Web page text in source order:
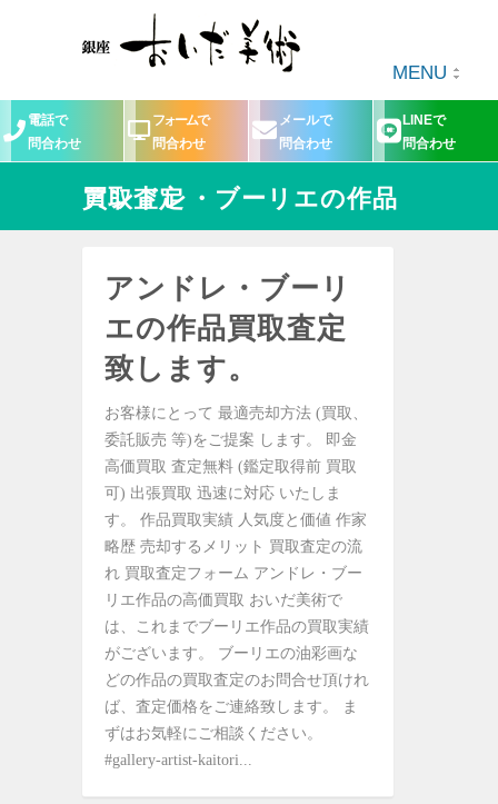
MENU
電話で
問合わせ
フォームで
問合わせ
メールで
問合わせ
LINEで
問合わせ
アンドレ・ブーリエの作品買取査定
アンドレ・ブーリ
エの作品買取査定
致します。
お客様にとって 最適売却方法 (買取、
委託販売 等)をご提案 します。 即金
高価買取 査定無料 (鑑定取得前 買取
可) 出張買取 迅速に対応 いたしま
す。 作品買取実績 人気度と価値 作家
略歴 売却するメリット 買取査定の流
れ 買取査定フォーム アンドレ・ブー
リエ作品の高価買取 おいだ美術で
は、これまでブーリエ作品の買取実績
がございます。 ブーリエの油彩画な
どの作品の買取査定のお問合せ頂けれ
ば、査定価格をご連絡致します。 ま
ずはお気軽にご相談ください。
#gallery-artist-kaitori...